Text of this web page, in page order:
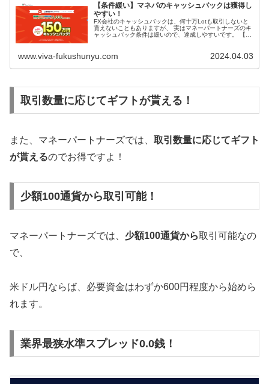
【条件緩い】マネパのキャッシュバックは獲得し
やすい！
FX会社のキャッシュバックは、何十万Lotも取引しないと
貰えないこともありますが、 実はマネーパートナーズのキ
ャッシュバック条件は緩いので、達成しやすいです。 【条
www.viva-fukushunyu.com 2024.04.03
取引数量に応じてギフトが貰える！
また、マネーパートナーズでは、 取引数量に応じてギフト
が貰えるのでお得ですよ！
少額100通貨から取引可能！
マネーパートナーズでは、 少額100通貨から取引可能なの
で、
米ドル円ならば、必要資金はわずか600円程度から始めら
れます。
業界最狭水準スプレッド0.0銭！